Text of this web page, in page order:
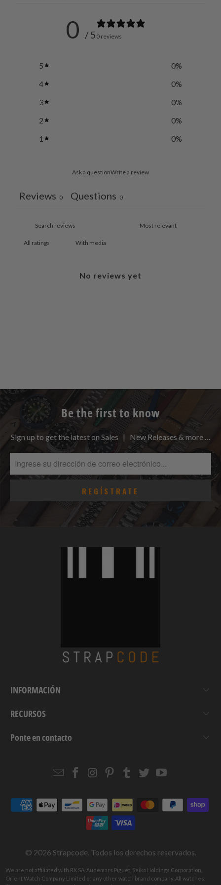
0 / 5 0 reviews
5 0%
4
0%
3
0%
2
0%
1
0%
Ask a questionWrite a review
Reviews 0 Questions 0
With media
No reviews yet
Be the first to know
Sign up to get the latest on Sales | New Releases & more …
INFORMACIÓN
RECURSOS
Ponte en contacto
EmailStrapcode
Facebook
Strapcode
Instagram
Strapcode
Pinterest
Strapcode
Tumblr
Strapcode
TwitterYouTube
© 2026 Strapcode. Todos los derechos reservados.
We are not affiliated with RX SA, Audemars Piguet, Seiko Holdings Corporation,
Orient Watch Company Limited or any other watch brand company. All watches,